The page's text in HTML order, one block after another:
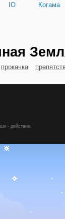
IO Когама
прокачка
- действие.